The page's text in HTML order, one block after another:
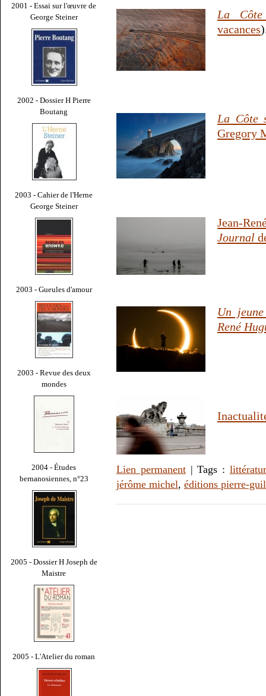
2001 - Essai sur l'œuvre de
George Steiner
2002 - Dossier H Pierre
Boutang
2003 - Cahier de l'Herne
George Steiner
2003 - Gueules d'amour
2003 - Revue des deux
mondes
2004 - Études
bernanosiennes, n°23
2005 - Dossier H Joseph de
Maistre
2005 - L'Atelier du roman
La Côte
vacances
La Côte
Gregory
Jean-
Journal
Un
René
Lien permanent| Tags :
jérôme michel, éditions pierre-